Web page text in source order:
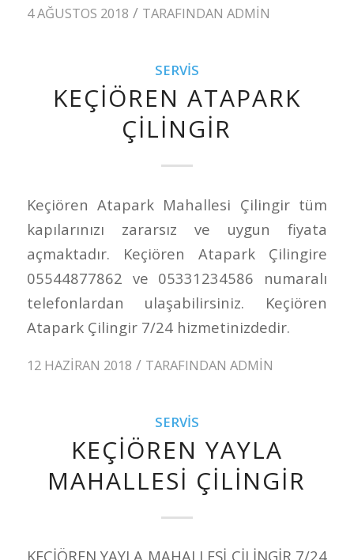
4 AĞUSTOS 2018 / TARAFINDAN ADMIN
SERVIS
KEÇIÖREN ATAPARK
ÇILINGIR
Keçiören Atapark Mahallesi Çilingir tüm
kapılarınızı zararsız ve uygun fiyata
açmaktadır. Keçiören Atapark Çilingire
05544877862 ve 05331234586 numaralı
telefonlardan ulaşabilirsiniz. Keçiören
Atapark Çilingir 7/24 hizmetinizdedir.
12 HAZIRAN 2018 / TARAFINDAN ADMIN
SERVIS
KEÇİÖREN YAYLA
MAHALLESİ ÇİLİNGİR
KEÇİÖREN YAYLA MAHALLESİ ÇİLİNGİR 7/24